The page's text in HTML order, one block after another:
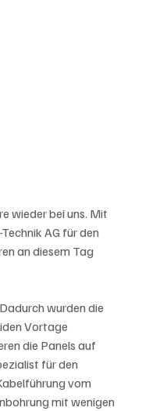
wieder bei uns. Mit
AG für den
an diesem Tag
wurden die
Vortage
die Panels auf
für den
vom
mit wenigen